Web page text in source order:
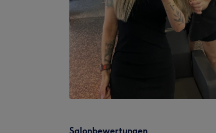
Salonbewertungen